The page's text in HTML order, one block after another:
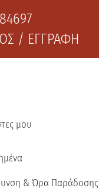
/ ΕΓΓΡΑΦΗ
μου
& Ώρα Παράδοσης